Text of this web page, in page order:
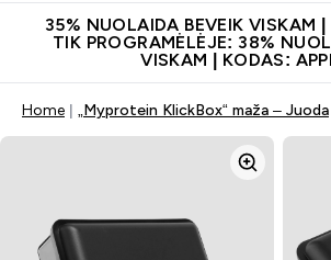
35% NUOLAIDA BEVEIK VISKAM
TIK PROGRAMĖLĖJE: 38%
VISKAM | KODAS:
Home „Myprotein KlickBox“ maža – Juoda